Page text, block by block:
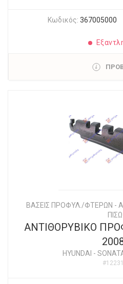
Κωδικός: 367005000
ΒΑΣΕΙΣ ΠΡΟΦΥΛ./ΦΤΕΡΩΝ -
ΠΙΣΩ
ΑΝΤΙΘΟΡΥΒΙΚΟ
HYUNDAI -